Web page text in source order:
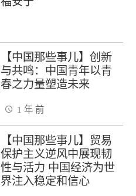
【中国那些事儿】创新
与共鸣：中国青年以青
春之力量塑造未来
1 年 前
【中国那些事儿】贸易
保护主义逆风中展现韧
性与活力 中国经济为世
界注入稳定和信心